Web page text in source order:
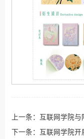
上一条：
互联网学院
下一条：
互联网学院